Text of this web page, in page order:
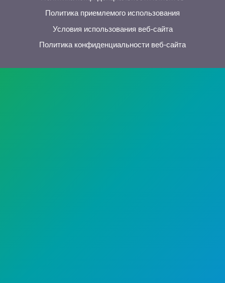
Политика приемлемого использования
Условия использования веб-сайта
Политика конфиденциальности веб-сайта